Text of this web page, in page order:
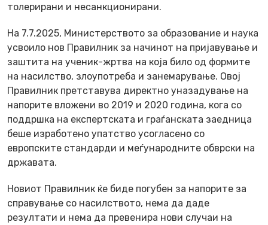
толерирани и несанкционирани.
На 7.7.2025, Министерството за образование и наука
усвоило нов Правилник за начинот на пријавување и
заштита на ученик-жртва на која било од формите
на насилство, злоупотреба и занемарување. Овој
Правилник претставува директно уназадување на
напорите вложени во 2019 и 2020 година, кога со
поддршка на експертската и граѓанската заедница
беше изработено упатство усогласено со
европските стандарди и меѓународните обврски на
државата.
Новиот Правилник ќе биде погубен за напорите за
справување со насилството, нема да даде
резултати и нема да превенира нови случаи на